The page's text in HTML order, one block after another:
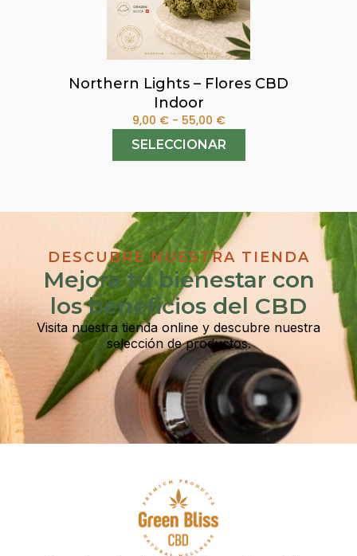
Northern Lights – Flores CBD
Indoor
9,00 € - 55,00 €
SELECCIONAR
DESCUBRE NUESTRA TIENDA
Mejora tu bienestar con
los beneficios del CBD
Visita nuestra tienda online y descubre nuestra
selección de productos.